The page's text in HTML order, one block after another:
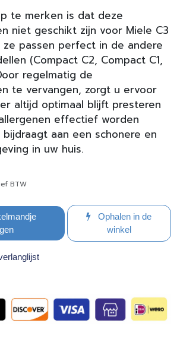
te merken is dat deze
niet geschikt zijn voor Miele C3
ze passen perfect in de andere
(Compact C2, Compact C1,
regelmatig de
te vervangen, zorgt u ervoor
altijd optimaal blijft presteren
effectief worden
​​aan een schonere en
in uw huis.
BTW
Ophalen in de
winkel